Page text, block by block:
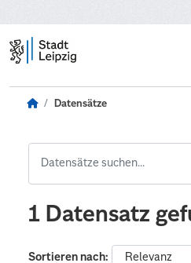
Datensätze
1 Datensatz
Sortieren nach